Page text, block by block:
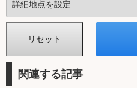
関連する記事